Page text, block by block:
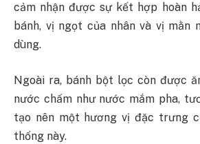
cảm nhận được sự kết hợp hoàn
bánh, vị ngọt của nhân và vị mằn
dùng.
Ngoài ra, bánh bột lọc còn được
nước chấm như nước mắm pha,
tạo nên một hương vị đặc trưng
thống này.